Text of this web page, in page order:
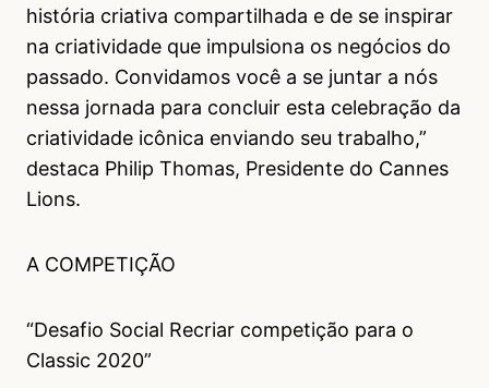
história criativa compartilhada e de se inspirar
na criatividade que impulsiona os negócios do
passado. Convidamos você a se juntar a nós
nessa jornada para concluir esta celebração da
criatividade icônica enviando seu trabalho,”
destaca Philip Thomas, Presidente do Cannes
Lions.
A COMPETIÇÃO
“Desafio Social Recriar competição para o
Classic 2020”